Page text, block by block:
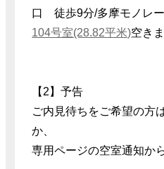
口 徒歩9分/多摩モノ
104号室(28.82平米)空き
【2】予告
ご内見待ちをご希望の方
か、
専用ページの空室通知か